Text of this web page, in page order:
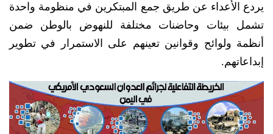
يردع الأعداء عن طريق جمع المبتكرين في منظومة واحدة
تشمل بيئات وحاضنات مختلفة للنهوض بالوطن ضمن
أنظمة ولوائح وقوانين تعينهم على الاستمرار في تطوير
إبداعاتهم.